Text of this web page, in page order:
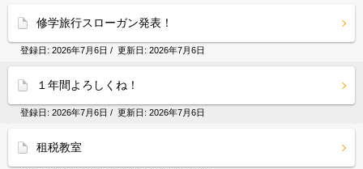
修学旅行スローガン発表！
登録日: 2026年7月6日 / 更新日: 2026年7月6日
１年間よろしくね！
登録日: 2026年7月6日 / 更新日: 2026年7月6日
租税教室